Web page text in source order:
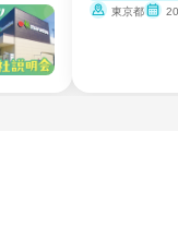
東京都